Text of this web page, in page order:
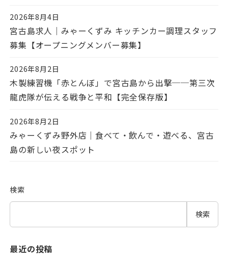
投稿日
2026年8月4日
宮古島求人｜みゃーくずみ キッチンカー調理スタッフ
募集【オープニングメンバー募集】
投稿日
2026年8月2日
木製練習機「赤とんぼ」で宮古島から出撃──第三次
龍虎隊が伝える戦争と平和【完全保存版】
投稿日
2026年8月2日
みゃーくずみ野外店｜食べて・飲んで・遊べる、宮古
島の新しい夜スポット
検索
検索
最近の投稿